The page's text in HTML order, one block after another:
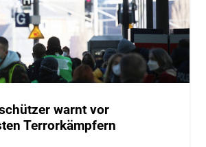
warnt vor
Terrorkämpfern